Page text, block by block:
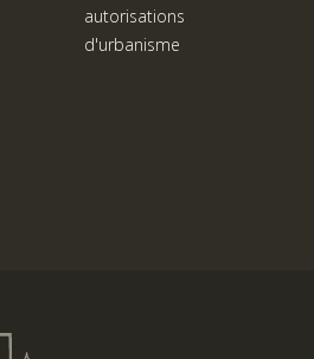
autorisations
d'urbanisme